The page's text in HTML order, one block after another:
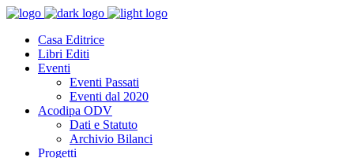
Casa Editrice
Libri Editi
Eventi
Eventi Passati
Eventi dal 2020
Acodipa ODV
Dati e Statuto
Archivio Bilanci
Progetti